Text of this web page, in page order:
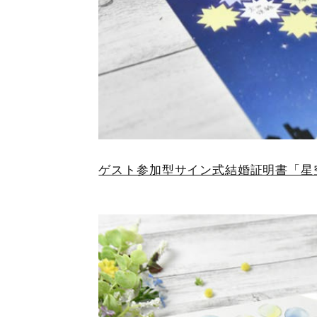
ゲスト参加型サイン式結婚証明書「星